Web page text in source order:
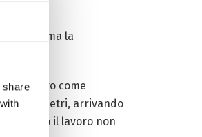
share
ma la
lavoro come
i 6500 metri, arrivando
facendo il lavoro non